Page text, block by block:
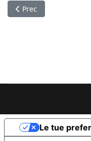
Articolo precedente:
Prec
Le tue